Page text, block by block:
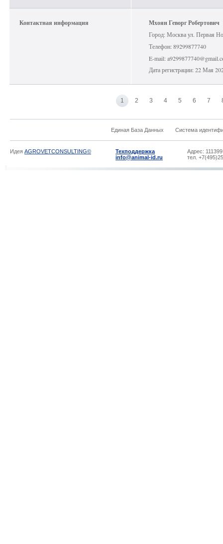
Контактная информация Мхоян Геворг Робертович
Город: Москва ул. Первая
Телефон: 89299877740
E-mail:
Дата регистрации: 22 Мая
1 2 3 4 5 6 7
Единая База Данных Система
Идея AGROVETCONSULTING©
Техподдержка
info@animal-id.ru
Адрес:
тел.